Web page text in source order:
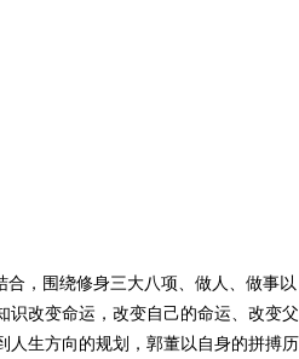
，围绕修身三大八项、做人、做事以
改变命运，改变自己的命运、改变父
人生方向的规划，郭董以自身的拼搏历